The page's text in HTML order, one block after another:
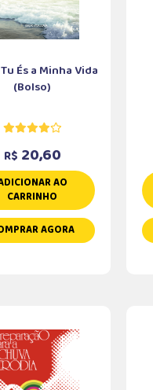
És a Minha Vida
(Bolso)
R$ 20,60
AO
CARRINHO
AGORA